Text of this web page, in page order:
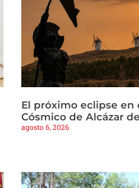
El próximo eclipse en
Cósmico de Alcázar
agosto 6, 2026